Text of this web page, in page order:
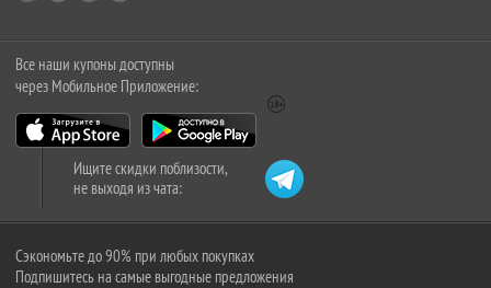
Все наши купоны доступны
через Мобильное Приложение:
Ищите скидки поблизости,
не выходя из чата:
Сэкономьте до 90% при любых покупках
Подпишитесь на самые выгодные предложения